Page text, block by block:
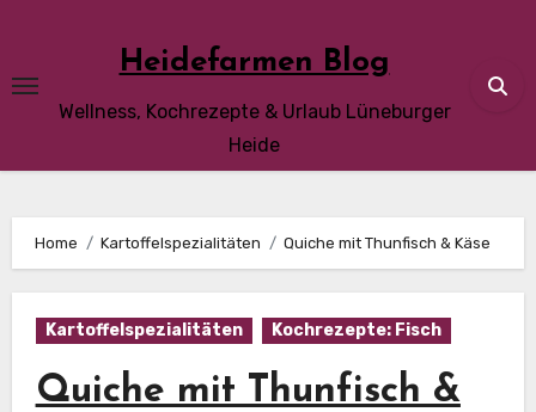
content
Heidefarmen Blog
Wellness, Kochrezepte & Urlaub Lüneburger
Heide
Home Kartoffelspezialitäten Quiche mit Thunfisch & Käse
Kartoffelspezialitäten Kochrezepte: Fisch
Quiche mit Thunfisch &